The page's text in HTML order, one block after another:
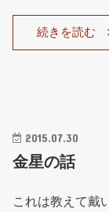
続きを読む
2015.07.30
金星の話
これは教えて戴